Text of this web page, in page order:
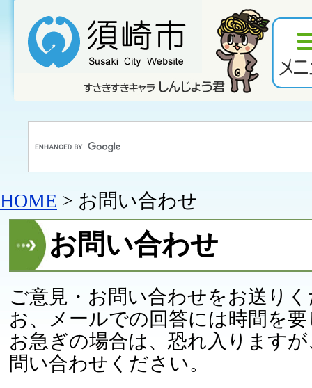
HOME > お問い合わせ
お問い合わせ
ご意見・お問い合わせをお送り
お、メールでの回答には時間を
お急ぎの場合は、恐れ入ります
問い合わせください。